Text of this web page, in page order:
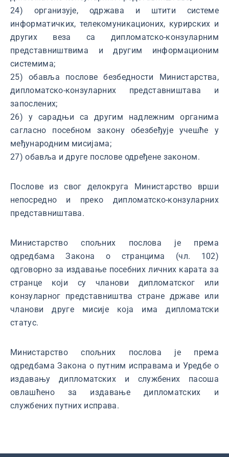
24) организује, одржава и штити системе
информатичких, телекомуникационих, курирских и
других веза са дипломатско-конзуларним
представништвима и другим информационим
системима;
25) обавља послове безбедности Министарства,
дипломатско-конзуларних представништава и
запослених;
26) у сарадњи са другим надлежним органима
сагласно посебном закону обезбеђује учешће у
међународним мисијама;
27) обавља и друге послове одређене законом.
Послове из свог делокруга Министарство врши
непосредно и преко дипломатско-конзуларних
представништава.
Министарство спољних послова је према
одредбама Закона о странцима (чл. 102)
одговорно за издавање посебних личних карата за
странце који су чланови дипломатског или
конзуларног представништва стране државе или
чланови друге мисије која има дипломатски
статус.
Министарство спољних послова је према
одредбама Закона о путним исправама и Уредбе о
издавању дипломатских и службених пасоша
овлашћено за издавање дипломатских и
службених путних исправa.